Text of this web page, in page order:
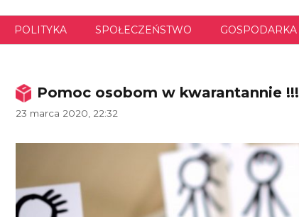
POLITYKA SPOŁECZEŃSTWO GOSPODARKA
Pomoc osobom w kwarantannie !!!
23 marca 2020, 22:32